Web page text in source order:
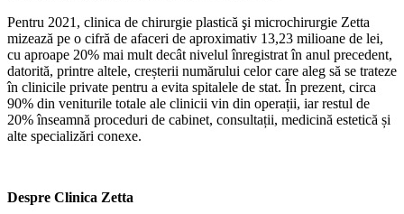
Pentru 2021, clinica de chirurgie plastică şi microchirurgie Zetta
mizează pe o cifră de afaceri de aproximativ 13,23 milioane de lei,
cu aproape 20% mai mult decât nivelul înregistrat în anul precedent,
datorită, printre altele, creșterii numărului celor care aleg să se trateze
în clinicile private pentru a evita spitalele de stat. În prezent, circa
90% din veniturile totale ale clinicii vin din operații, iar restul de
20% înseamnă proceduri de cabinet, consultații, medicină estetică și
alte specializări conexe.
Despre Clinica Zetta